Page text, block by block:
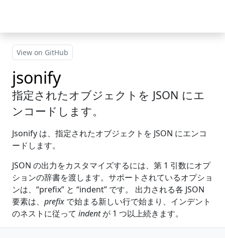
View on GitHub
jsonify
指定されたオブジェクトを JSON にエ
ンコードします。
Jsonify は、指定されたオブジェクトを JSON にエンコ
ードします。
JSON の出力をカスタマイズするには、第 1 引数にオプ
ションの辞書を渡します。サポートされているオプショ
ンは、“prefix” と “indent” です。 出力される各 JSON
要素は、 prefix で始まる新しい行で始まり、インデント
のネストに従って indentが 1 つ以上続きます。